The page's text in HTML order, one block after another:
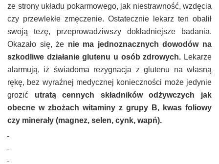
ze strony układu pokarmowego, jak niestrawność, wzdęcia
czy przewlekłe zmęczenie. Ostatecznie lekarz ten obalił
swoją tezę, przeprowadziwszy dokładniejsze badania.
Okazało się, że nie ma jednoznacznych dowodów na
szkodliwe działanie glutenu u osób zdrowych. Lekarze
alarmują, iż świadoma rezygnacja z glutenu na własną
rękę, bez wyraźnej medycznej konieczności może jedynie
grozić utratą cennych składników odżywczych jak
obecne w zbożach witaminy z grupy B, kwas foliowy
czy minerały (magnez, selen, cynk, wapń).